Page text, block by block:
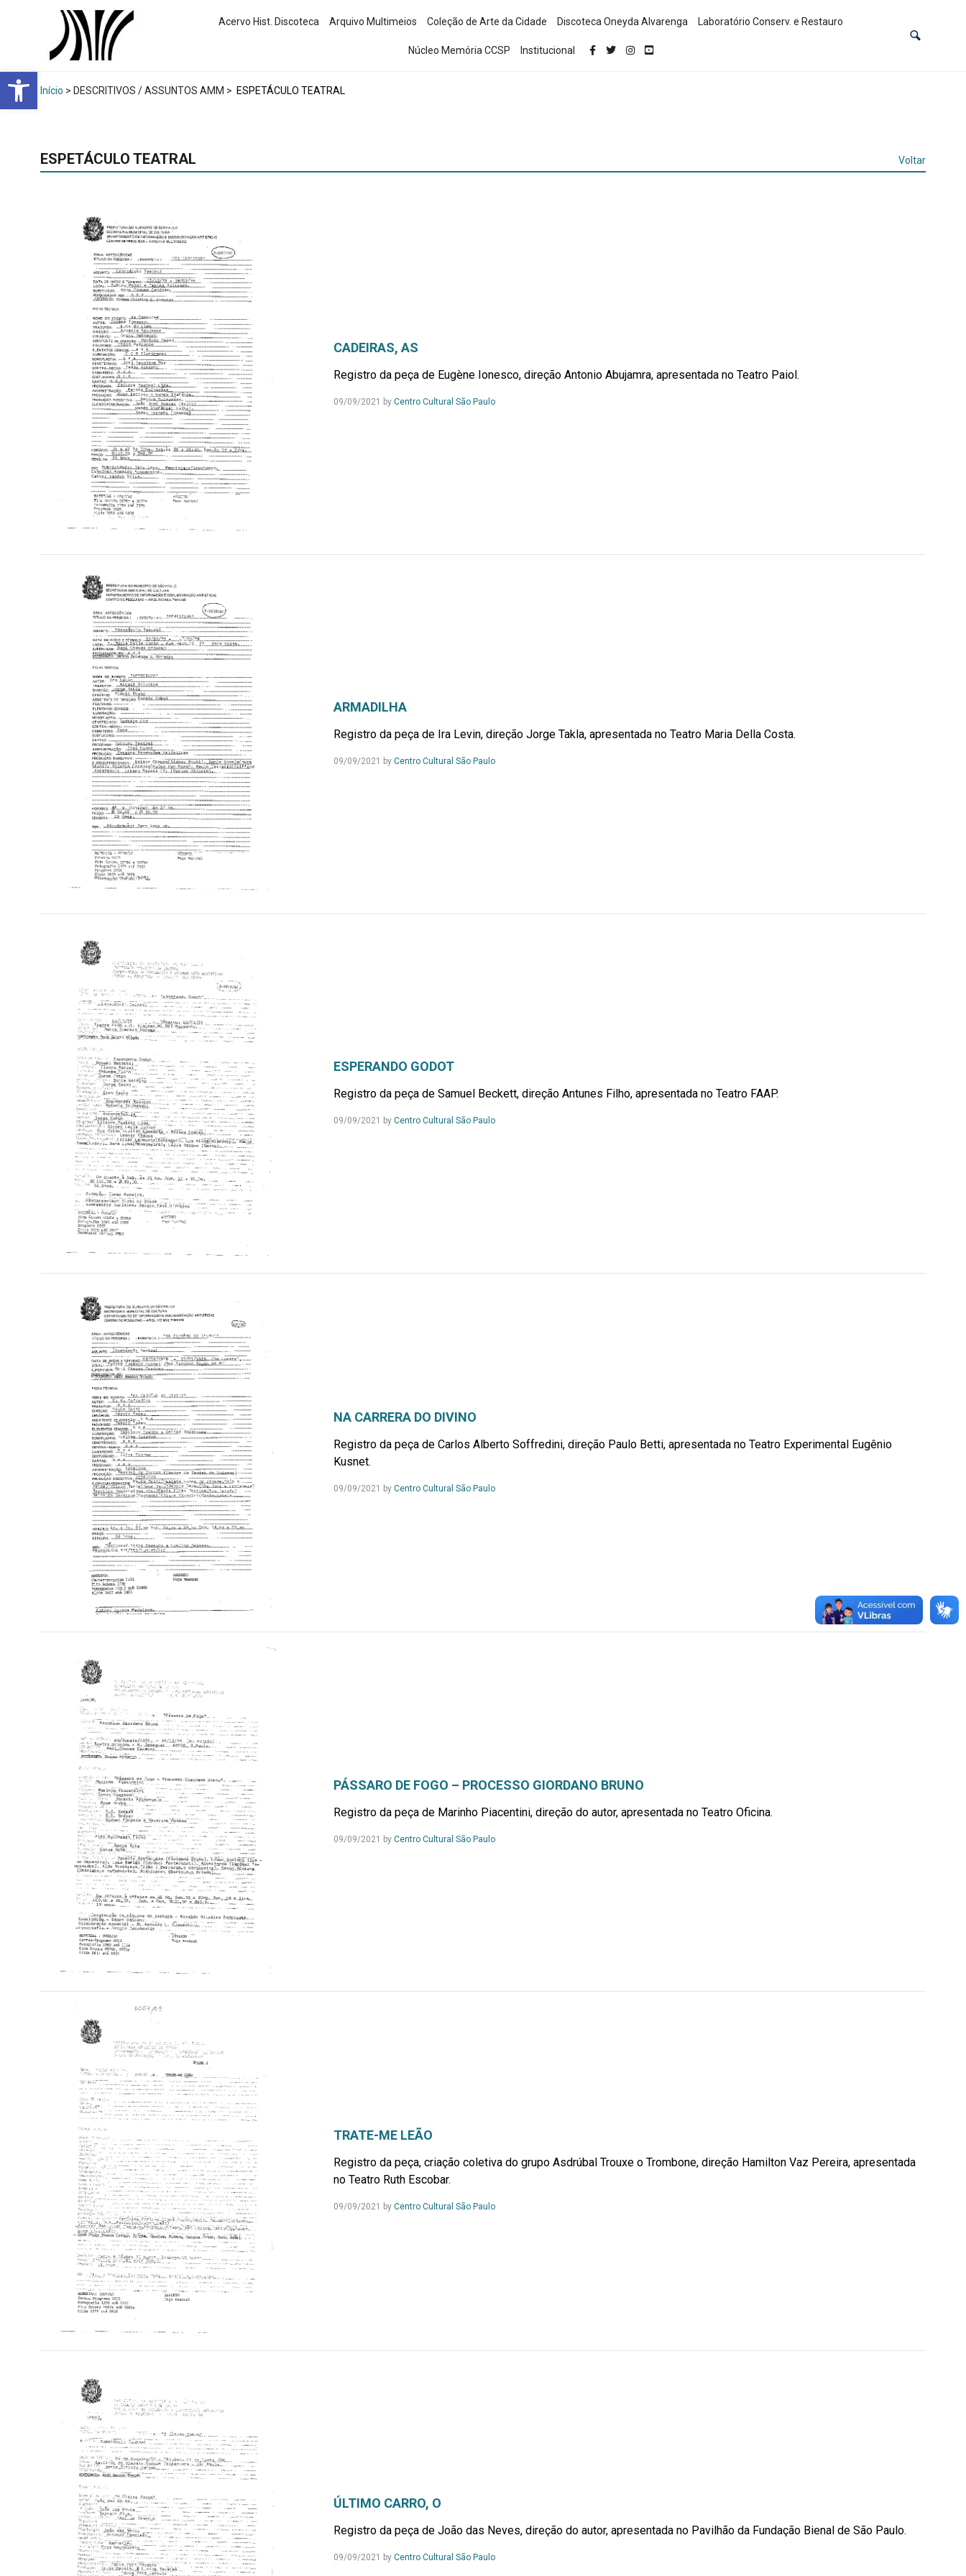
Abrir a barra de ferramentas
Acervo Hist. Discoteca Arquivo Multimeios Coleção de Arte da Cidade Discoteca Oneyda Alvarenga Laboratório Conserv. e Restauro
Núcleo Memória CCSP Institucional
Início > DESCRITIVOS / ASSUNTOS AMM > ESPETÁCULO TEATRAL
ESPETÁCULO TEATRAL Voltar
CADEIRAS, AS
Registro da peça de Eugène Ionesco, direção Antonio Abujamra, apresentada no Teatro Paiol.
09/09/2021 by Centro Cultural São Paulo
ARMADILHA
Registro da peça de Ira Levin, direção Jorge Takla, apresentada no Teatro Maria Della Costa.
09/09/2021 by Centro Cultural São Paulo
ESPERANDO GODOT
Registro da peça de Samuel Beckett, direção Antunes Filho, apresentada no Teatro FAAP.
09/09/2021 by Centro Cultural São Paulo
NA CARRERA DO DIVINO
Registro da peça de Carlos Alberto Soffredini, direção Paulo Betti, apresentada no Teatro Experimental Eugênio
Kusnet.
09/09/2021 by Centro Cultural São Paulo
PÁSSARO DE FOGO – PROCESSO GIORDANO BRUNO
Registro da peça de Marinho Piacentini, direção do autor, apresentada no Teatro Oficina.
09/09/2021 by Centro Cultural São Paulo
TRATE-ME LEÃO
Registro da peça, criação coletiva do grupo Asdrúbal Trouxe o Trombone, direção Hamilton Vaz Pereira, apresentada
no Teatro Ruth Escobar.
09/09/2021 by Centro Cultural São Paulo
ÚLTIMO CARRO, O
Registro da peça de João das Neves, direção do autor, apresentada no Pavilhão da Fundação Bienal de São Paulo.
09/09/2021 by Centro Cultural São Paulo